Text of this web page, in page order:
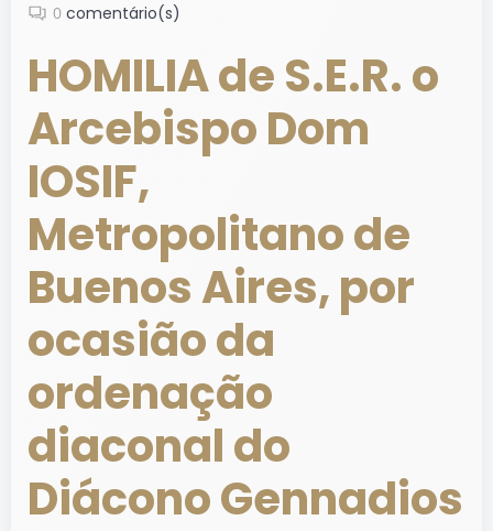
0 comentário(s)
HOMILIA de S.E.R. o
Arcebispo Dom
IOSIF,
Metropolitano de
Buenos Aires, por
ocasião da
ordenação
diaconal do
Diácono Gennadios